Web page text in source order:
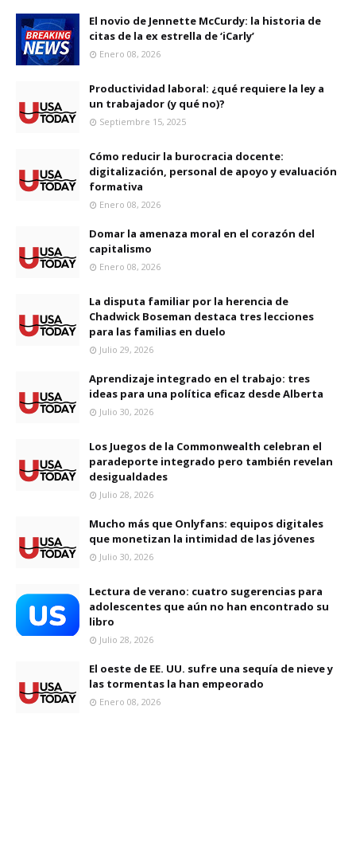
El novio de Jennette McCurdy: la historia de
citas de la ex estrella de ‘iCarly’
Enero 08, 2026
Productividad laboral: ¿qué requiere la ley a
un trabajador (y qué no)?
Septiembre 15, 2025
Cómo reducir la burocracia docente:
digitalización, personal de apoyo y evaluación
formativa
Enero 08, 2026
Domar la amenaza moral en el corazón del
capitalismo
Enero 08, 2026
La disputa familiar por la herencia de
Chadwick Boseman destaca tres lecciones
para las familias en duelo
Julio 29, 2026
Aprendizaje integrado en el trabajo: tres
ideas para una política eficaz desde Alberta
Julio 30, 2026
Los Juegos de la Commonwealth celebran el
paradeporte integrado pero también revelan
desigualdades
Julio 28, 2026
Mucho más que Onlyfans: equipos digitales
que monetizan la intimidad de las jóvenes
Julio 30, 2026
Lectura de verano: cuatro sugerencias para
adolescentes que aún no han encontrado su
libro
Julio 28, 2026
El oeste de EE. UU. sufre una sequía de nieve y
las tormentas la han empeorado
Enero 08, 2026